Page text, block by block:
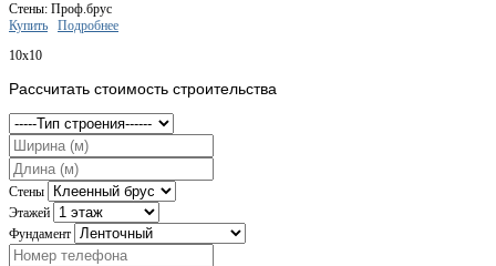
Стены: Проф.брус
Купить
Подробнее
10x10
Рассчитать стоимость строительства
Стены
Этажей
Фундамент